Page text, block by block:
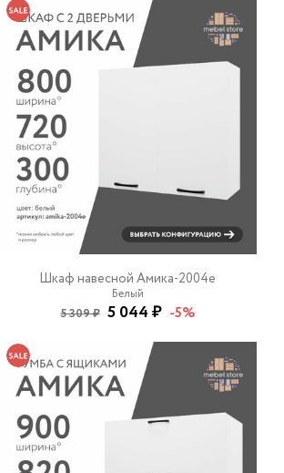
Шкаф навесной Амика-2004e
Белый
5 309 ₽ 5 044 ₽ -5%